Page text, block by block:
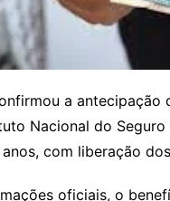
a
Nacional do
com liberação
oficiais, o